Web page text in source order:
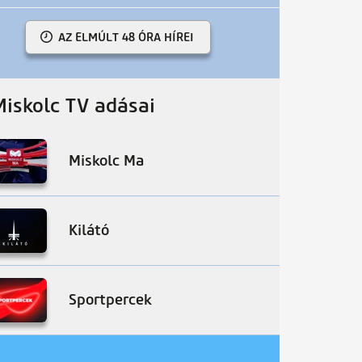
AZ ELMÚLT 48 ÓRA HÍREI
TV adásai
Miskolc Ma
Kilátó
Sportpercek